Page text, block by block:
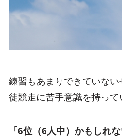
練習もあまりできていない
徒競走に苦手意識を持って
「6位（6人中）かもしれ